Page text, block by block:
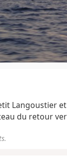
Langoustier
du retour